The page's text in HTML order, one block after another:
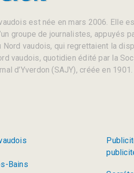
est née en mars 2006. Elle
groupe de journalistes, appuyés
Nord vaudois, qui regrettaient la
vaudois, quotidien édité par la
d’Yverdon (SAJY), créée en 1901.
Bains